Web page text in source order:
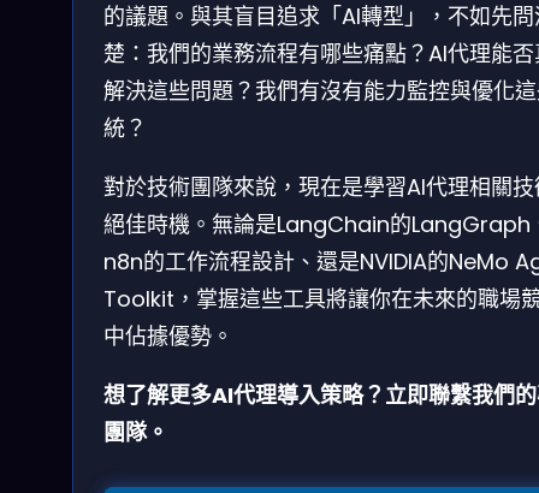
的議題。與其盲目追求「AI轉型」，不如先
楚：我們的業務流程有哪些痛點？AI代理能
解決這些問題？我們有沒有能力監控與優化
統？
對於技術團隊來說，現在是學習AI代理相關
絕佳時機。無論是LangChain的LangGraph
n8n的工作流程設計、還是NVIDIA的NeMo
Toolkit，掌握這些工具將讓你在未來的職場
中佔據優勢。
想了解更多AI代理導入策略？立即聯繫我們
團隊。